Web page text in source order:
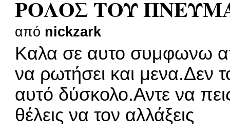
ΡΟΛΟΣ ΤΟΥ
από nickzark
Καλα σε αυτο συμφωνω
να ρωτήσει και μενα.Δεν
αυτό δύσκολο.Αντε να
θέλεις να τον αλλάξεις